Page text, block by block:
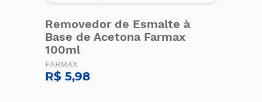
Removedor de Esmalte à
Base de Acetona Farmax
100ml
FARMAX
R$ 5,98